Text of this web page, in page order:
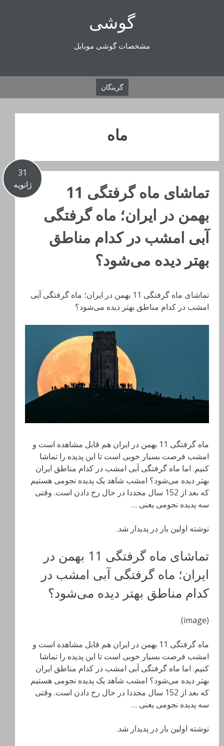
گوشی
مشخصات گوشی موبایل
گزینگان
ماه
31
ژانویه
تماشای ماه گرفتگی 11
بهمن در ایران؛ ماه گرفتگی
آبی امشب در کدام مناطق
بهتر دیده می‌شود؟
تماشای ماه گرفتگی 11 بهمن در ایران؛ ماه گرفتگی آبی
امشب در کدام مناطق بهتر دیده می‌شود؟
ماه گرفتگی 11 بهمن در ایران هم قابل مشاهده است و
امشب فرصت بسیار خوبی است تا این پدیده را تماشا
کنیم. اما ماه گرفتگی آبی امشب در کدام مناطق ایران
بهتر دیده می‌شود؟ امشب شاهد یک پدیده نجومی هستیم
که بعد از 152 سال مجددا در حال رخ دادن است. وقتی
سه پدیده نجومی یعنی …
نوشته اولین بار در پدیدار شد.
تماشای ماه گرفتگی 11 بهمن در
ایران؛ ماه گرفتگی آبی امشب در
کدام مناطق بهتر دیده می‌شود؟
(image)
ماه گرفتگی 11 بهمن در ایران هم قابل مشاهده است و
امشب فرصت بسیار خوبی است تا این پدیده را تماشا
کنیم. اما ماه گرفتگی آبی امشب در کدام مناطق ایران
بهتر دیده می‌شود؟ امشب شاهد یک پدیده نجومی هستیم
که بعد از 152 سال مجددا در حال رخ دادن است. وقتی
سه پدیده نجومی یعنی …
نوشته اولین بار در پدیدار شد.